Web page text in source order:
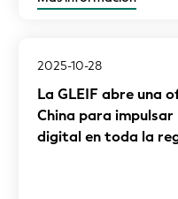
2025-10-28
La GLEIF abre una
China para
digital en toda la